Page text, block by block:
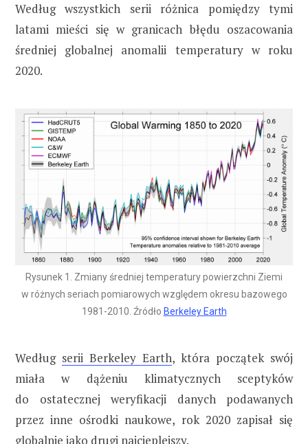
Według wszystkich serii różnica pomiędzy tymi
latami mieści się w granicach błędu oszacowania
średniej globalnej anomalii temperatury w roku
2020.
Rysunek 1. Zmiany średniej temperatury powierzchni Ziemi
w różnych seriach pomiarowych względem okresu bazowego
1981-2010. Źródło Berkeley Earth
Według serii Berkeley Earth, która początek swój
miała w dążeniu klimatycznych sceptyków
do ostatecznej weryfikacji danych podawanych
przez inne ośrodki naukowe, rok 2020 zapisał się
globalnie jako drugi najcieplejszy.